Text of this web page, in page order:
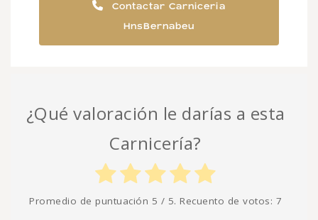
Contactar Carniceria
HnsBernabeu
¿Qué valoración le darías a esta
Carnicería?
Promedio de puntuación 5 / 5. Recuento de votos: 7